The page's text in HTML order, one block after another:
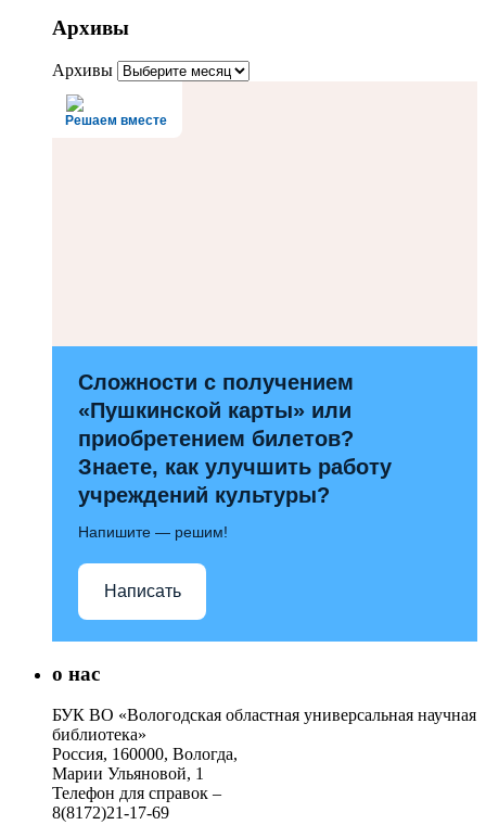
Архивы
Архивы
Решаем вместе
Сложности с получением
«Пушкинской карты» или
приобретением билетов?
Знаете, как улучшить работу
учреждений культуры?
Напишите — решим!
Написать
о нас
БУК ВО «Вологодская областная универсальная научная
библиотека»
Россия, 160000, Вологда,
Марии Ульяновой, 1
Телефон для справок –
8(8172)21-17-69